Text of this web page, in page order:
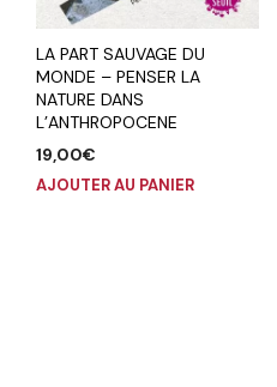
LA PART SAUVAGE DU
MONDE – PENSER LA
NATURE DANS
L’ANTHROPOCENE
19,00€
AJOUTER AU PANIER